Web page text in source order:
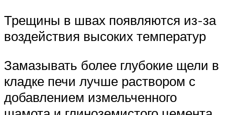
Трещины в швах появляются из-за
воздействия высоких температур
Замазывать более глубокие щели в
кладке печи лучше раствором с
добавлением измельченного